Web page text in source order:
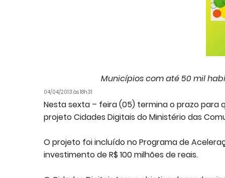
Municípios com até 50 mil
04/04/2013 às 18h31
Nesta sexta – feira (05) termina o prazo
projeto Cidades Digitais do Ministério das
O projeto foi incluído no Programa de
investimento de R$ 100 milhões de reais.